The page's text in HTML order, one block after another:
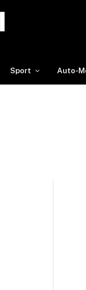
Sport Auto-